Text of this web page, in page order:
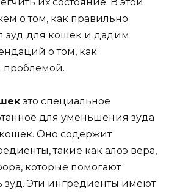
о том, как правильно
зуд для кошек и дадим
о том, как
проблемой.
это специальное
для уменьшения зуда
Оно содержит
такие как алоэ вера,
которые помогают
зуд. Эти ингредиенты имеют